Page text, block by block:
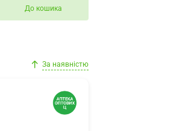
До кошика
За наявністю